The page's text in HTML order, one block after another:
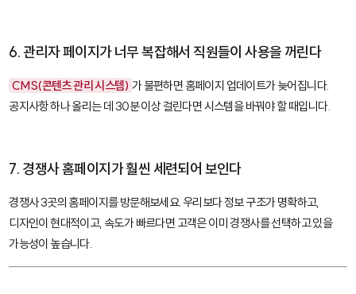
6. 관리자 페이지가 너무 복잡해서 직원들이 사용을 꺼린다
CMS(콘텐츠 관리 시스템) 가 불편하면 홈페이지 업데이트가 늦어집니다.
공지사항 하나 올리는 데 30분 이상 걸린다면 시스템을 바꿔야 할 때입니다.
7. 경쟁사 홈페이지가 훨씬 세련되어 보인다
경쟁사 3곳의 홈페이지를 방문해보세요. 우리보다 정보 구조가 명확하고,
디자인이 현대적이고, 속도가 빠르다면 고객은 이미 경쟁사를 선택하고 있을
가능성이 높습니다.